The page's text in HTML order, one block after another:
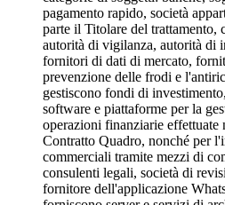
pagamento rapido, società
parte il Titolare del trattamento,
autorità di vigilanza, autorità di
fornitori di dati di mercato,
prevenzione delle frodi e
gestiscono fondi di
software e piattaforme per la
operazioni finanziarie
Contratto Quadro, nonché per
commerciali tramite mezzi di
consulenti legali, società di
fornitore dell'applicazione